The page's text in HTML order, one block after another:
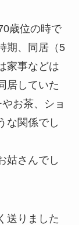
歳位の時で
期、同居（5
家事などは
居していた
お茶、ショ
な関係でし
姑さんでし
送りました